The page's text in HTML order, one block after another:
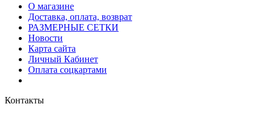
О магазине
Доставка, оплата, возврат
РАЗМЕРНЫЕ СЕТКИ
Новости
Карта сайта
Личный Кабинет
Оплата соцкартами
Контакты